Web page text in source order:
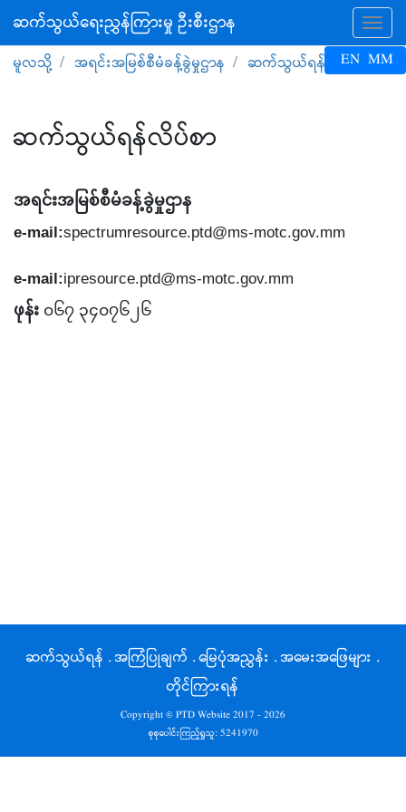
ဆက်သွယ်ရေးညွှန်ကြားမှု ဦးစီးဌာန
EN MM
မူလသို့ အရင်းအမြစ်စီမံခန့်ခွဲမှုဌာန ဆက်သွယ်ရန်
ဆက်သွယ်ရန်လိပ်စာ
အရင်းအမြစ်စီမံခန့်ခွဲမှုဌာန
e-mail:spectrumresource.ptd@ms-motc.gov.mm
e-mail:ipresource.ptd@ms-motc.gov.mm
ဖုန်း ၀၆၇ ၃၄၀၇၆၂၆
ဆက်သွယ်ရန် .အကြံပြုချက် .မြေပုံအညွှန်း .အမေးအဖြေများ .
တိုင်ကြားရန်
Copyright © PTD Website 2017 - 2026
စုစုပေါင်းကြည့်ရှုသူ: 5241970